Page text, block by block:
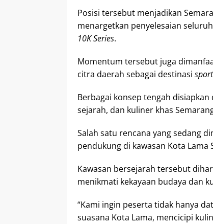
Posisi tersebut menjadikan
menargetkan penyelesaian
10K Series.
Momentum tersebut juga
citra daerah sebagai destinasi
Berbagai konsep tengah
sejarah, dan kuliner khas
Salah satu rencana yang sedang
pendukung di kawasan Kota
Kawasan bersejarah tersebut
menikmati kekayaan budaya dan
“Kami ingin peserta tidak hanya
suasana Kota Lama, mencicipi